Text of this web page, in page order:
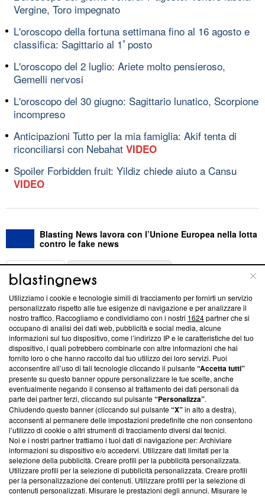
Vergine, Toro impegnato
L'oroscopo della fortuna settimana fino al 16 agosto e
classifica: Sagittario al 1ﾟposto
L'oroscopo del 2 luglio: Ariete molto pensieroso,
Gemelli nervosi
L'oroscopo del 30 giugno: Sagittario lunatico, Scorpione
incompreso
Anticipazioni Tutto per la mia famiglia: Akif tenta di
riconciliarsi con Nebahat VIDEO
Spoiler Forbidden fruit: Yildiz chiede aiuto a Cansu
VIDEO
Blasting News lavora con l’Unione Europea nella lotta
contro le fake news
ABOUT
Questa sezione offre informazioni trasparenti su Blasting
News, sui nostri processi editoriali e su come ci impegniamo a
creare news di qualità. Inoltre, afferma la nostra aderenza a
‘Trust Project - News with Integrity’Blasting News non è
ancora membro del programma, ma ha richiesto di farne
parte; Trust Project non ha ancora effettuato una verifica di
conformità agli standard.
Su di noi
Team editoriale
Corporate
Redazione
Informativa Privacy
Utilizziamo i cookie e tecnologie simili di tracciamento per fornirti un servizio
personalizzato rispetto alle tue esigenze di navigazione e per analizzare il
nostro traffico. Raccogliamo e condividiamo con i nostri 1624partner che si
occupano di analisi dei dati web, pubblicità e social media, alcune
informazioni sul tuo dispositivo, come l’indirizzo IP e le caratteristiche del tuo
dispositivo, i quali potrebbero combinarle con altre informazioni che hai
fornito loro o che hanno raccolto dal tuo utilizzo dei loro servizi. Puoi
acconsentire all’uso di tali tecnologie cliccando il pulsante“Accetta tutti”
presente su questo banner oppure personalizzare le tue scelte, anche
eventualmente negando il consenso al trattamento dei dati personali da
parte dei partner terzi, cliccando sul pulsante“Personalizza”.
Chiudendo questo banner (cliccando sul pulsante“X”in alto a destra),
acconsenti al permanere delle impostazioni predefinite che non consentono
l’utilizzo di cookie o altri strumenti di tracciamento diversi dai tecnici.
Noi e i nostri partner trattiamo i tuoi dati di navigazione per: Archiviare
informazioni su dispositivo e/o accedervi. Utilizzare dati limitati per la
selezione della pubblicità. Creare profili per la pubblicità personalizzata.
Utilizzare profili per la selezione di pubblicità personalizzata. Creare profili
per la personalizzazione dei contenuti. Utilizzare profili per la selezione di
contenuti personalizzati. Misurare le prestazioni degli annunci. Misurare le